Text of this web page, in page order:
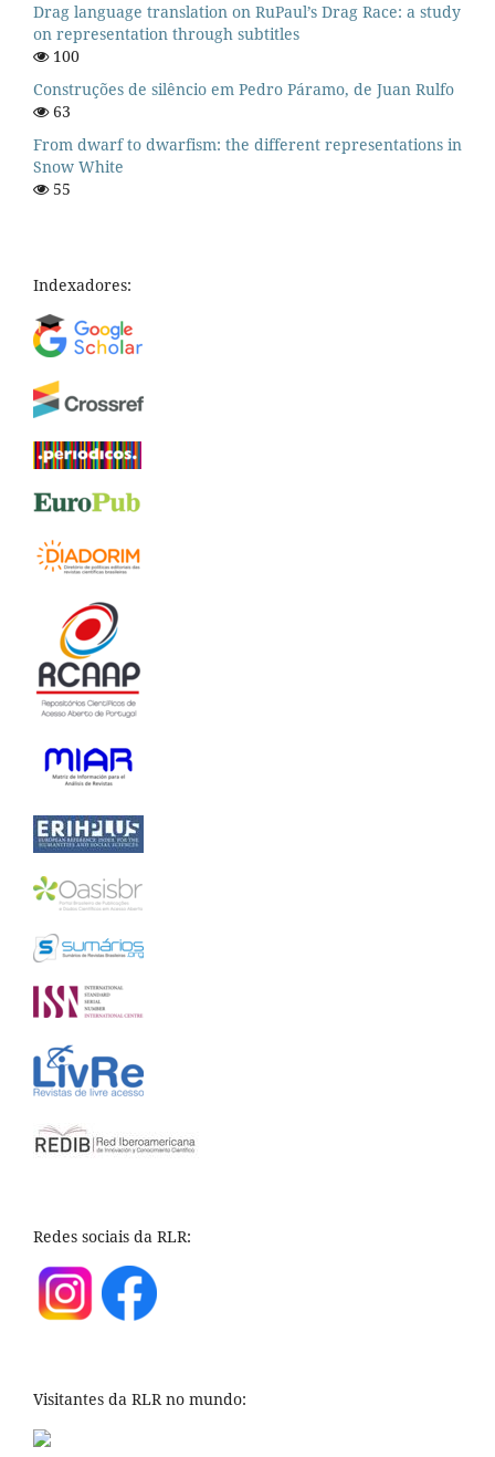
Drag language translation on RuPaul’s Drag Race: a study
on representation through subtitles
100
Construções de silêncio em Pedro Páramo, de Juan Rulfo
63
From dwarf to dwarfism: the different representations in
Snow White
55
Indexadores:
Redes sociais da RLR:
Visitantes da RLR no mundo: